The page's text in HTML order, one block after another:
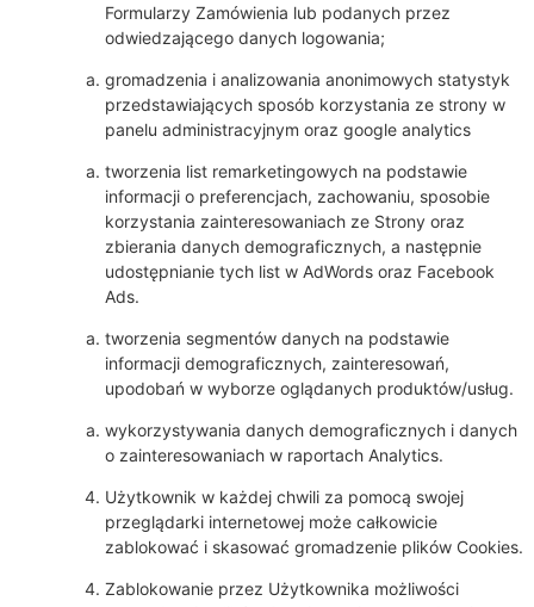
Formularzy Zamówienia lub podanych przez
odwiedzającego danych logowania;
gromadzenia i analizowania anonimowych statystyk
przedstawiających sposób korzystania ze strony w
panelu administracyjnym oraz google analytics
tworzenia list remarketingowych na podstawie
informacji o preferencjach, zachowaniu, sposobie
korzystania zainteresowaniach ze Strony oraz
zbierania danych demograficznych, a następnie
udostępnianie tych list w AdWords oraz Facebook
Ads.
tworzenia segmentów danych na podstawie
informacji demograficznych, zainteresowań,
upodobań w wyborze oglądanych produktów/usług.
wykorzystywania danych demograficznych i danych
o zainteresowaniach w raportach Analytics.
Użytkownik w każdej chwili za pomocą swojej
przeglądarki internetowej może całkowicie
zablokować i skasować gromadzenie plików Cookies.
Zablokowanie przez Użytkownika możliwości